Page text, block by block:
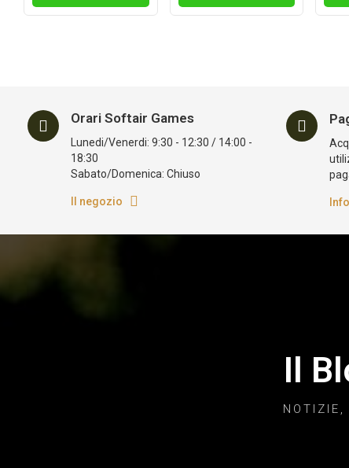
Orari Softair Games
Lunedi/Venerdi: 9:30 - 12:30 / 14:00 -
18:30
Sabato/Domenica: Chiuso
Il negozio
Il
NOTIZIE,